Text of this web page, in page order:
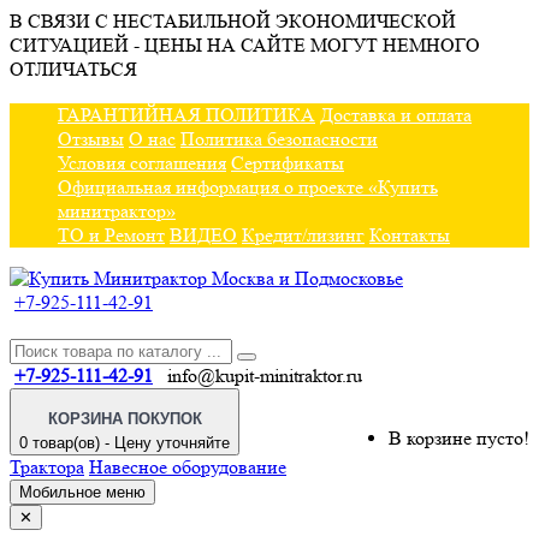
В СВЯЗИ С НЕСТАБИЛЬНОЙ ЭКОНОМИЧЕСКОЙ
СИТУАЦИЕЙ - ЦЕНЫ НА САЙТЕ МОГУТ НЕМНОГО
ОТЛИЧАТЬСЯ
ГАРАНТИЙНАЯ ПОЛИТИКА Доставка и оплата
Отзывы О нас Политика безопасности
Условия соглашения Сертификаты
Официальная информация о проекте «Купить
минитрактор»
ТО и Ремонт ВИДЕО Кредит/лизинг Контакты
+7-925-111-42-91
+7-925-111-42-91 info@kupit-minitraktor.ru
КОРЗИНА ПОКУПОК
0 товар(ов) - Цену уточняйте
В корзине пусто!
Трактора Навесное оборудование
Мобильное меню
✕